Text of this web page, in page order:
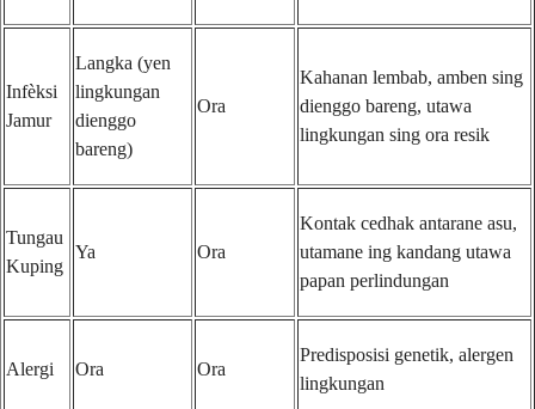
Infèksi
Jamur
Langka (yen
lingkungan
dienggo
bareng)
Ora
Kahanan lembab, amben sing
dienggo bareng, utawa
lingkungan sing ora resik
Tungau
Kuping
Ya Ora
Kontak cedhak antarane asu,
utamane ing kandang utawa
papan perlindungan
Alergi Ora Ora
Predisposisi genetik, alergen
lingkungan